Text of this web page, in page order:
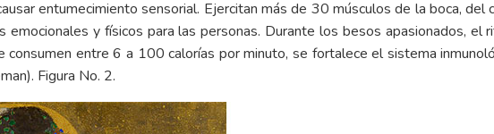
entumecimiento sensorial. Ejercitan más de 30 músculos de la boca, del
emocionales y físicos para las personas. Durante los besos apasionados, el
entre 6 a 100 calorías por minuto, se fortalece el sistema
Figura No. 2.